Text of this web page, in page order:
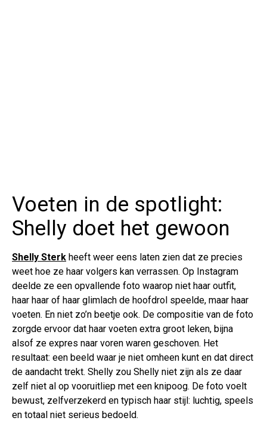
Voeten in de spotlight:
Shelly doet het gewoon
Shelly Sterk heeft weer eens laten zien dat ze precies
weet hoe ze haar volgers kan verrassen. Op Instagram
deelde ze een opvallende foto waarop niet haar outfit,
haar haar of haar glimlach de hoofdrol speelde, maar haar
voeten. En niet zo’n beetje ook. De compositie van de foto
zorgde ervoor dat haar voeten extra groot leken, bijna
alsof ze expres naar voren waren geschoven. Het
resultaat: een beeld waar je niet omheen kunt en dat direct
de aandacht trekt. Shelly zou Shelly niet zijn als ze daar
zelf niet al op vooruitliep met een knipoog. De foto voelt
bewust, zelfverzekerd en typisch haar stijl: luchtig, speels
en totaal niet serieus bedoeld.